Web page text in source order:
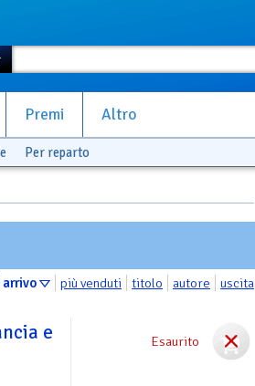
Premi Altro
Per reparto
arrivo più venduti titolo autore uscita
Esaurito
e